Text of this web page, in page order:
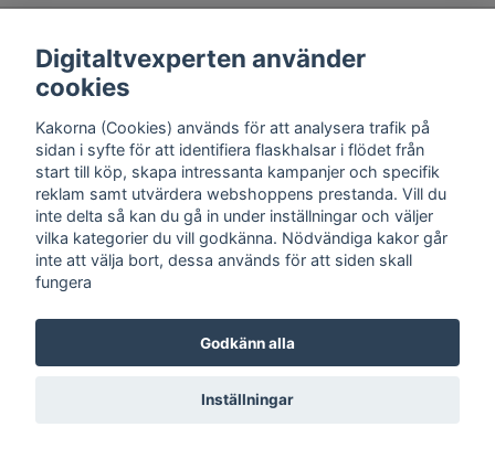
Integritetspolicy Köpvillkor, Digitaltvexperten.se
© Copyright 2026 DigitalTvExperten.se
Digitaltvexperten använder
cookies
Kakorna (Cookies) används för att analysera trafik på
sidan i syfte för att identifiera flaskhalsar i flödet från
start till köp, skapa intressanta kampanjer och specifik
reklam samt utvärdera webshoppens prestanda. Vill du
inte delta så kan du gå in under inställningar och väljer
vilka kategorier du vill godkänna. Nödvändiga kakor går
inte att välja bort, dessa används för att siden skall
fungera
Godkänn alla
Inställningar